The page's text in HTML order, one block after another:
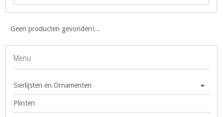
Geen producten gevonden!...
Menu
Sierlijsten en Ornamenten
Plinten